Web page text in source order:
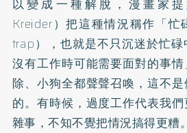
以變成一種解脫，漫畫家
Kreider）把這種情況稱作「
trap），也就是不只沉迷於忙
沒有工作時可能需要面對的事
除、小狗全都聲聲召喚，這不
的。有時候，過度工作代表我
雜事，不知不覺把情況搞得更糟。